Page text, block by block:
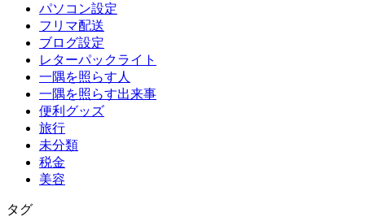
パソコン設定
フリマ配送
ブログ設定
レターパックライト
一隅を照らす人
一隅を照らす出来事
便利グッズ
旅行
未分類
税金
美容
タグ